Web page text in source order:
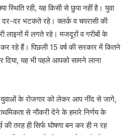
स्थिति रही, यह किसी से छुपा नहीं है। युवा
दर-दर भटकते रहे। क्लर्क व चपरासी की
लाइनों में लगते रहे। मजदूरों व गरीबों के
रहे हैं। पिछली 15 वर्ष की सरकार में कितने
यह भी पहले आपको सामने लाना
के रोजगार को लेकर आप नींद से जागे,
से नौकरी देने के हमारे निर्णय के
तरह ही सिर्फ घोषणा बन कर ही न रह